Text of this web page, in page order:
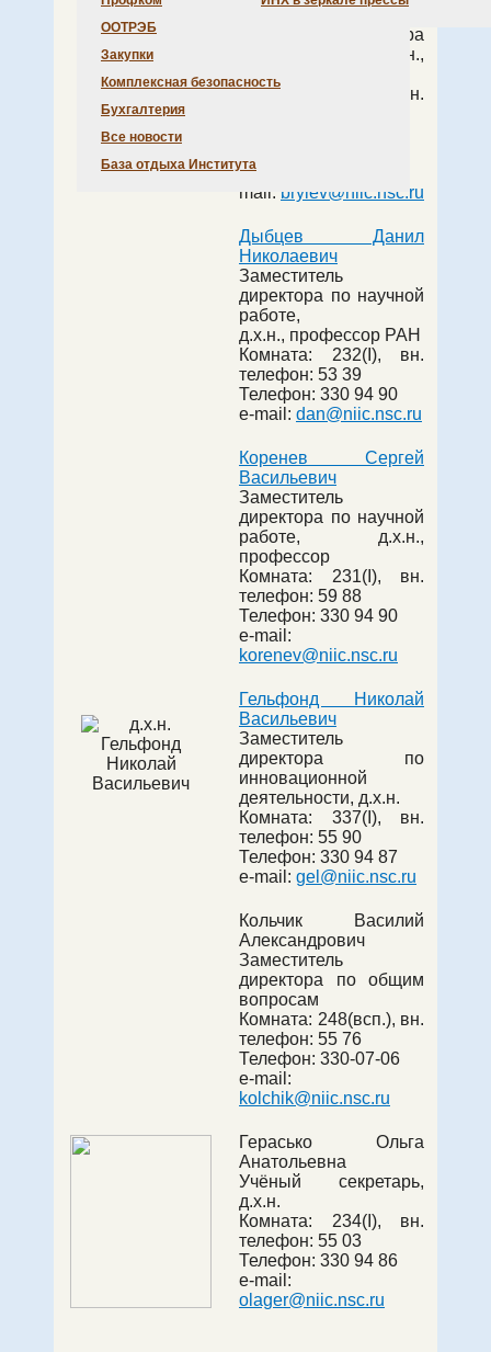
ООТРЭБ
Закупки
Комплексная безопасность
Бухгалтерия
Все новости
База отдыха Института
И.о. директора
Института, д.х.н.,
Комната:
, вн.
e-
mail: brylev@niic.nsc.ru
Дыбцев Данил
Николаевич
Заместитель
директора по научной
работе,
д.х.н., профессор РАН
Комната: 232(I), вн.
телефон: 53 39
Телефон: 330 94 90
e-mail: dan@niic.nsc.ru
Коренев Сергей
Васильевич
Заместитель
директора по научной
работе, д.х.н.,
профессор
Комната: 231(I), вн.
телефон: 59 88
Телефон: 330 94 90
e-mail:
korenev@niic.nsc.ru
Гельфонд Николай
Васильевич
Заместитель
директора по
инновационной
деятельности, д.х.н.
Комната: 337(I), вн.
телефон: 55 90
Телефон: 330 94 87
e-mail: gel@niic.nsc.ru
Кольчик Василий
Александрович
Заместитель
директора по общим
вопросам
Комната: 248(всп.), вн.
телефон: 55 76
Телефон: 330-07-06
e-mail:
kolchik@niic.nsc.ru
Герасько Ольга
Анатольевна
Учёный секретарь,
д.х.н.
Комната: 234(I), вн.
телефон: 55 03
Телефон: 330 94 86
e-mail:
olager@niic.nsc.ru